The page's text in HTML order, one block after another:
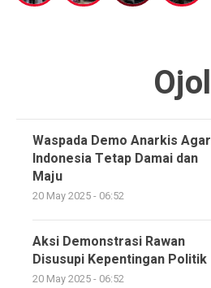
Ojol
Waspada Demo Anarkis Agar
Indonesia Tetap Damai dan
Maju
20 May 2025 - 06:52
Aksi Demonstrasi Rawan
Disusupi Kepentingan Politik
20 May 2025 - 06:52